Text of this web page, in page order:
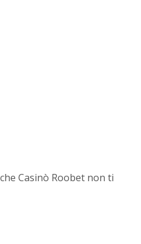
Casinò Roobet non ti